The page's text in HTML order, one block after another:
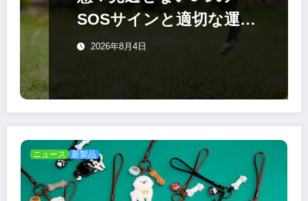
SOSサインと適切な運動
量2026年8月4日
ニュース 新製品